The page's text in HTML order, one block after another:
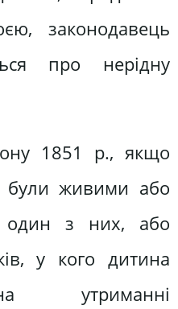
законодавець
про нерідну
1851 р., якщо
були живими або
один з них, або
у кого дитина
утриманні